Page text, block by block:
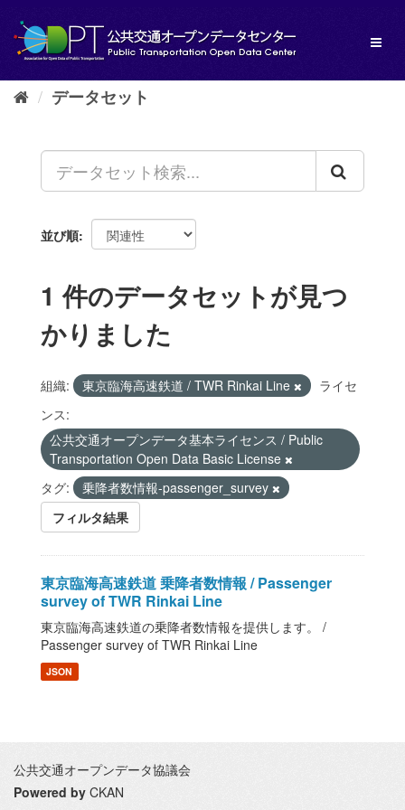
し
データセット
並び順
1 件のデータセットが見つ
かりました
組織: 東京臨海高速鉄道 / TWR Rinkai Line
ライセ
ンス:
公共交通オープンデータ基本ライセンス / Public
Transportation Open Data Basic License
タグ:
乗降者数情報-passenger_survey
フィルタ結果
東京臨海高速鉄道 乗降者数情報 / Passenger
survey of TWR Rinkai Line
東京臨海高速鉄道の乗降者数情報を提供します。 /
Passenger survey of TWR Rinkai Line
JSON
公共交通オープンデータ協議会
Powered by CKAN